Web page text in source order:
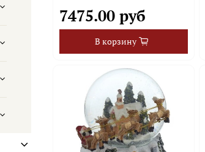
7475.00 руб
В корзину